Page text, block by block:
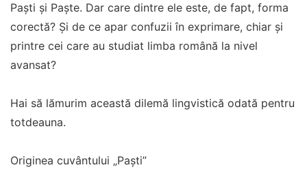
Paști și Paște. Dar care dintre ele este, de fapt, forma
corectă? Și de ce apar confuzii în exprimare, chiar și
printre cei care au studiat limba română la nivel
avansat?
Hai să lămurim această dilemă lingvistică odată pentru
totdeauna.
Originea cuvântului „Paști”